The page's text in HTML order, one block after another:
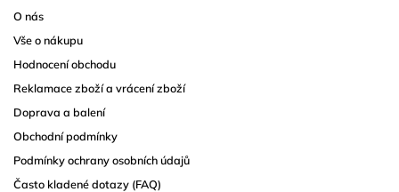
O nás
Vše o nákupu
Hodnocení obchodu
Reklamace zboží a vrácení zboží
Doprava a balení
Obchodní podmínky
Podmínky ochrany osobních údajů
Často kladené dotazy (FAQ)